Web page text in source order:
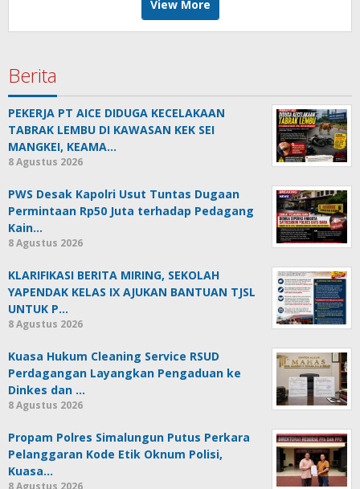
View More
Berita
PEKERJA PT AICE DIDUGA KECELAKAAN
TABRAK LEMBU DI KAWASAN KEK SEI
MANGKEI, KEAMA…
8 Agustus 2026
PWS Desak Kapolri Usut Tuntas Dugaan
Permintaan Rp50 Juta terhadap Pedagang
Kain…
8 Agustus 2026
KLARIFIKASI BERITA MIRING, SEKOLAH
YAPENDAK KELAS IX AJUKAN BANTUAN TJSL
UNTUK P…
8 Agustus 2026
Kuasa Hukum Cleaning Service RSUD
Perdagangan Layangkan Pengaduan ke
Dinkes dan …
8 Agustus 2026
Propam Polres Simalungun Putus Perkara
Pelanggaran Kode Etik Oknum Polisi,
Kuasa…